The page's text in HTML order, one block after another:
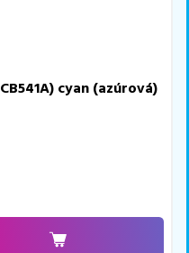
cyan (azúrová)